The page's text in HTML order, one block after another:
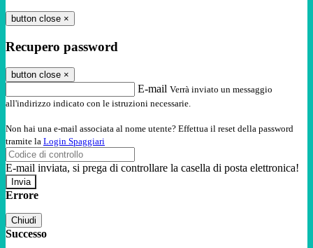
button close ×
Recupero password
button close ×
E-mail Verrà inviato un messaggio
all'indirizzo indicato con le istruzioni necessarie.
Non hai una e-mail associata al nome utente? Effettua il reset della password
tramite la Login Spaggiari
E-mail inviata, si prega di controllare la casella di posta elettronica!
Errore
Chiudi
Successo